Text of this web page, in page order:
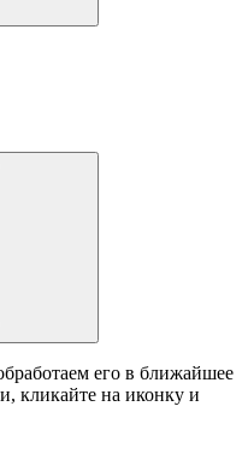
его в ближайшее
кликайте на иконку и